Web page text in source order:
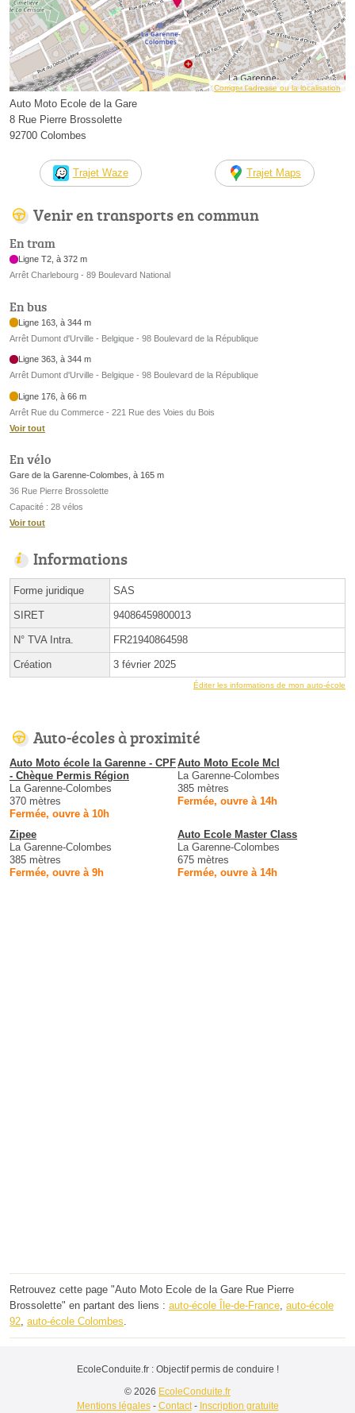
Corriger l’adresse ou la localisation
Auto Moto Ecole de la Gare
8 Rue Pierre Brossolette
92700 Colombes
Trajet Waze Trajet Maps
Venir en transports en commun
En tram
Ligne T2, à 372 m
Arrêt Charlebourg - 89 Boulevard National
En bus
Ligne 163, à 344 m
Arrêt Dumont d'Urville - Belgique - 98 Boulevard de la République
Ligne 363, à 344 m
Arrêt Dumont d'Urville - Belgique - 98 Boulevard de la République
Ligne 176, à 66 m
Arrêt Rue du Commerce - 221 Rue des Voies du Bois
Voir tout
En vélo
Gare de la Garenne-Colombes, à 165 m
36 Rue Pierre Brossolette
Capacité : 28 vélos
Voir tout
Informations
Forme juridique SAS
SIRET 94086459800013
N° TVA Intra. FR21940864598
Création 3 février 2025
Éditer les informations de mon auto-école
Auto-écoles à proximité
Auto Moto école la Garenne - CPF
- Chèque Permis Région
La Garenne-Colombes
370 mètres
Fermée, ouvre à 10h
Auto Moto Ecole Mcl
La Garenne-Colombes
385 mètres
Fermée, ouvre à 14h
Zipee
La Garenne-Colombes
385 mètres
Fermée, ouvre à 9h
Auto Ecole Master Class
La Garenne-Colombes
675 mètres
Fermée, ouvre à 14h
Retrouvez cette page "Auto Moto Ecole de la Gare Rue Pierre
Brossolette" en partant des liens : auto-école Île-de-France, auto-école
92, auto-école Colombes.
EcoleConduite.fr : Objectif permis de conduire !
© 2026 EcoleConduite.fr
Mentions légales- Contact- Inscription gratuite